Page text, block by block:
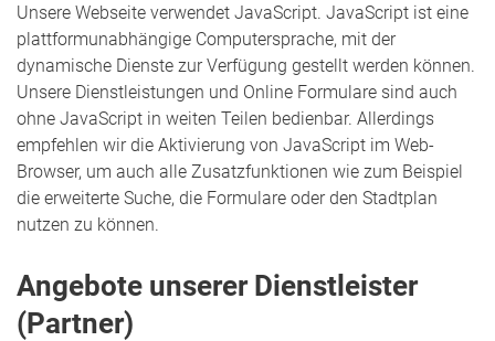
Unsere Webseite verwendet JavaScript. JavaScript ist eine
plattformunabhängige Computersprache, mit der
dynamische Dienste zur Verfügung gestellt werden können.
Unsere Dienstleistungen und Online Formulare sind auch
ohne JavaScript in weiten Teilen bedienbar. Allerdings
empfehlen wir die Aktivierung von JavaScript im Web-
Browser, um auch alle Zusatzfunktionen wie zum Beispiel
die erweiterte Suche, die Formulare oder den Stadtplan
nutzen zu können.
Angebote unserer Dienstleister
(Partner)